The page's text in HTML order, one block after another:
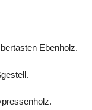
Ebenholz.